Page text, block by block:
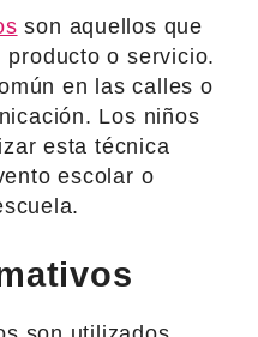
son aquellos que
producto o servicio.
en las calles o
Los niños
esta técnica
escolar o